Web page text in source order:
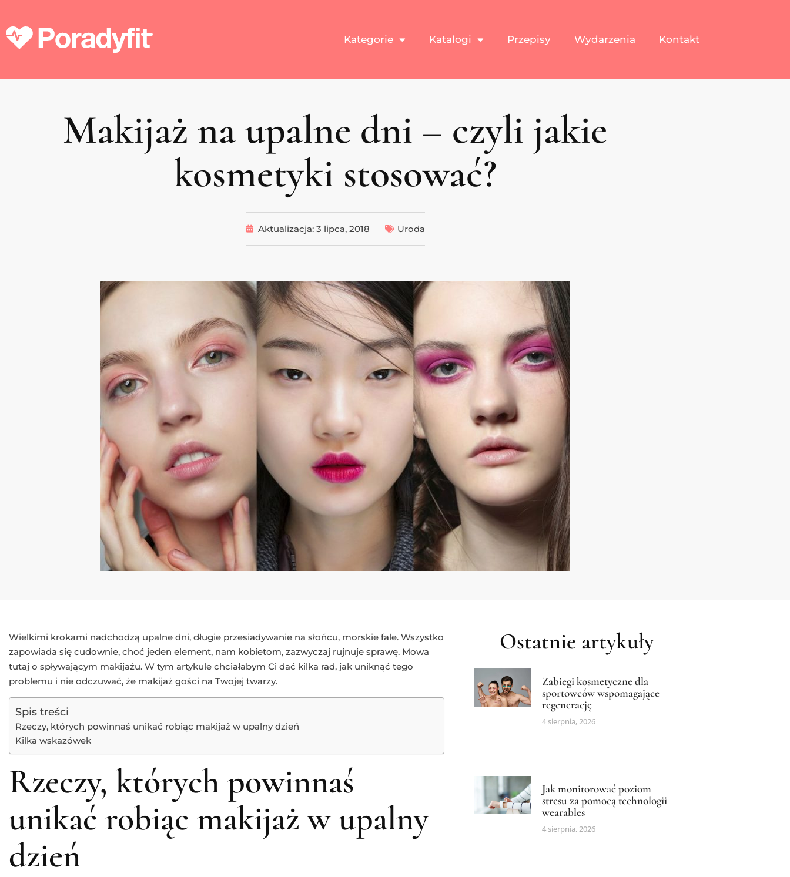
Kategorie Katalogi Przepisy Wydarzenia Kontakt
Makijaż na upalne dni – czyli jakie
kosmetyki stosować?
Aktualizacja: 3 lipca, 2018 Uroda
Wielkimi krokami nadchodzą upalne dni, długie przesiadywanie na słońcu, morskie fale. Wszystko
zapowiada się cudownie, choć jeden element, nam kobietom, zazwyczaj rujnuje sprawę. Mowa
tutaj o spływającym makijażu. W tym artykule chciałabym Ci dać kilka rad, jak uniknąć tego
problemu i nie odczuwać, że makijaż gości na Twojej twarzy.
Spis treści
Rzeczy, których powinnaś unikać robiąc makijaż w upalny dzień
Kilka wskazówek
Rzeczy, których powinnaś
unikać robiąc makijaż w upalny
dzień
Ostatnie artykuły
Zabiegi kosmetyczne dla
sportowców wspomagające
regenerację
4 sierpnia, 2026
Jak monitorować poziom
stresu za pomocą technologii
wearables
4 sierpnia, 2026